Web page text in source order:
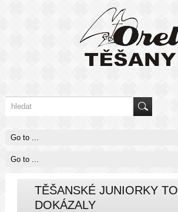
TĚŠANSKÉ JUNIORKY TO
DOKÁZALY